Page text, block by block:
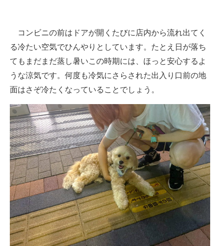
建設×テクノロジーの最前線
ちょっと気になるネットの話題
コンビニの前はドアが開くたびに店内から流れ出てく
る冷たい空気でひんやりとしています。たとえ日が落ち
てもまだまだ蒸し暑いこの時期には、ほっと安心するよ
うな涼気です。何度も冷気にさらされた出入り口前の地
面はさぞ冷たくなっていることでしょう。